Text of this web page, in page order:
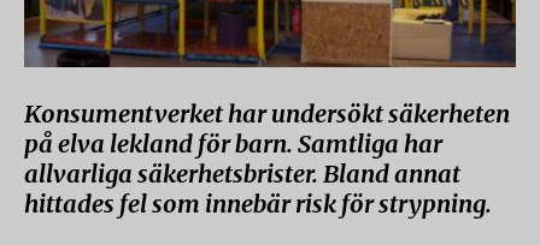
Konsumentverket har undersökt säkerheten
på elva lekland för barn. Samtliga har
allvarliga säkerhetsbrister. Bland annat
hittades fel som innebär risk för strypning.